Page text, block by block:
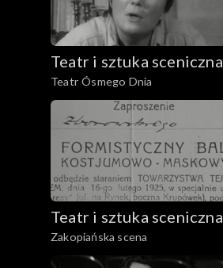
Teatr i sztuka sceniczna
Teatr Ósmego Dnia
Teatr i sztuka sceniczna
Zakopiańska scena